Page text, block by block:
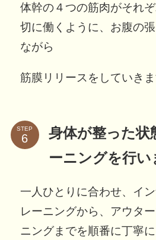
体幹の４つの筋肉がそれ
切に働くように、お腹の
ながら
筋膜リリースをしていきま
STEP
身体が整った状
ーニングを行い
一人ひとりに合わせ、イ
レーニングから、アウタ
ニングまでを順番に丁寧